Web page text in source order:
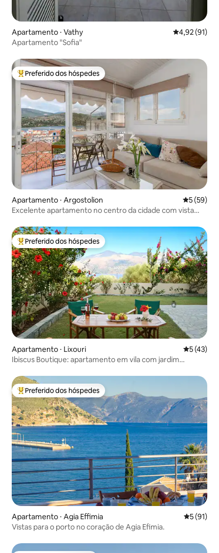
Apartamento ⋅ Vathy 4,92 de uma
4,92 (91)
Apartamento "Sofia"
Entre os melhores preferidos dos hóspedes
Preferido dos hóspedes
Apartamento ⋅ Argostolion 5 de uma
5 (59)
Excelente apartamento no centro da cidade com vista
Entre os melhores preferidos dos hóspedes
Preferido dos hóspedes
Apartamento ⋅ Lixouri 5 de uma
5 (43)
Ibiscus Boutique: apartamento em vila com jardim
Entre os melhores preferidos dos hóspedes
Preferido dos hóspedes
Apartamento ⋅ Agia Effimia 5 de uma
5 (91)
Vistas para o porto no coração de Agia Efimia.